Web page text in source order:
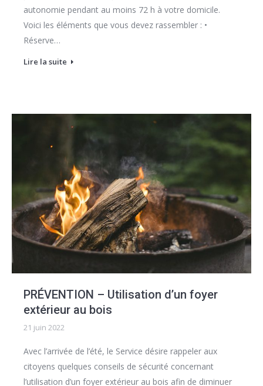
autonomie pendant au moins 72 h à votre domicile.
Voici les éléments que vous devez rassembler : •
Réserve…
Lire la suite
PRÉVENTION – Utilisation d’un foyer
extérieur au bois
21 juin 2022
Avec l’arrivée de l’été, le Service désire rappeler aux
citoyens quelques conseils de sécurité concernant
l’utilisation d’un foyer extérieur au bois afin de diminuer